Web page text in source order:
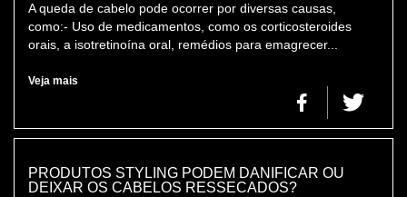
A queda de cabelo pode ocorrer por diversas causas,
como:- Uso de medicamentos, como os corticosteroides
orais, a isotretinoína oral, remédios para emagrecer...
Veja mais
PRODUTOS STYLING PODEM DANIFICAR OU
DEIXAR OS CABELOS RESSECADOS?